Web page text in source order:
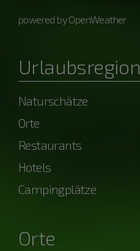
powered by OpenWeather
Urlaubsregion
Naturschätze
Orte
Restaurants
Hotels
Campingplätze
Orte